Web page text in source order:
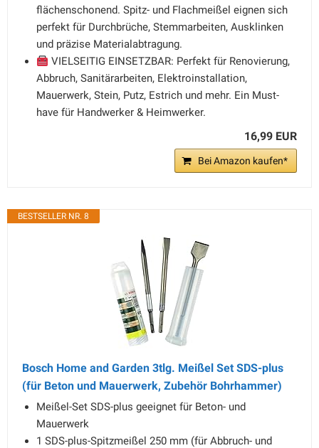
flächenschonend. Spitz- und Flachmeißel eignen sich
perfekt für Durchbrüche, Stemmarbeiten, Ausklinken
und präzise Materialabtragung.
VIELSEITIG EINSETZBAR: Perfekt für Renovierung,
Abbruch, Sanitärarbeiten, Elektroinstallation,
Mauerwerk, Stein, Putz, Estrich und mehr. Ein Must-
have für Handwerker & Heimwerker.
16,99 EUR
Bei Amazon kaufen*
BESTSELLER NR. 8
Bosch Home and Garden 3tlg. Meißel Set SDS-plus
(für Beton und Mauerwerk, Zubehör Bohrhammer)
Meißel-Set SDS-plus geeignet für Beton- und
Mauerwerk
1 SDS-plus-Spitzmeißel 250 mm (für Abbruch- und